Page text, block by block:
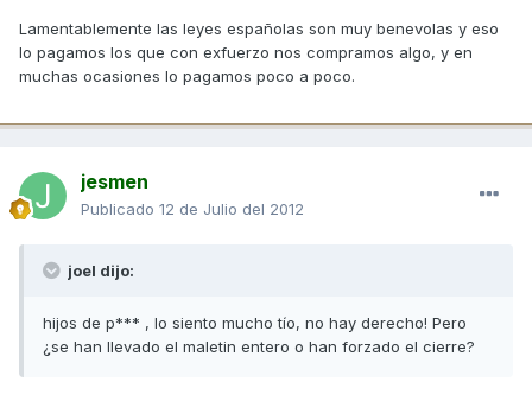
Lamentablemente las leyes españolas son muy benevolas y eso
lo pagamos los que con exfuerzo nos compramos algo, y en
muchas ocasiones lo pagamos poco a poco.
jesmen
Publicado 12 de Julio del 2012
joel dijo:
hijos de p*** , lo siento mucho tío, no hay derecho! Pero
¿se han llevado el maletin entero o han forzado el cierre?